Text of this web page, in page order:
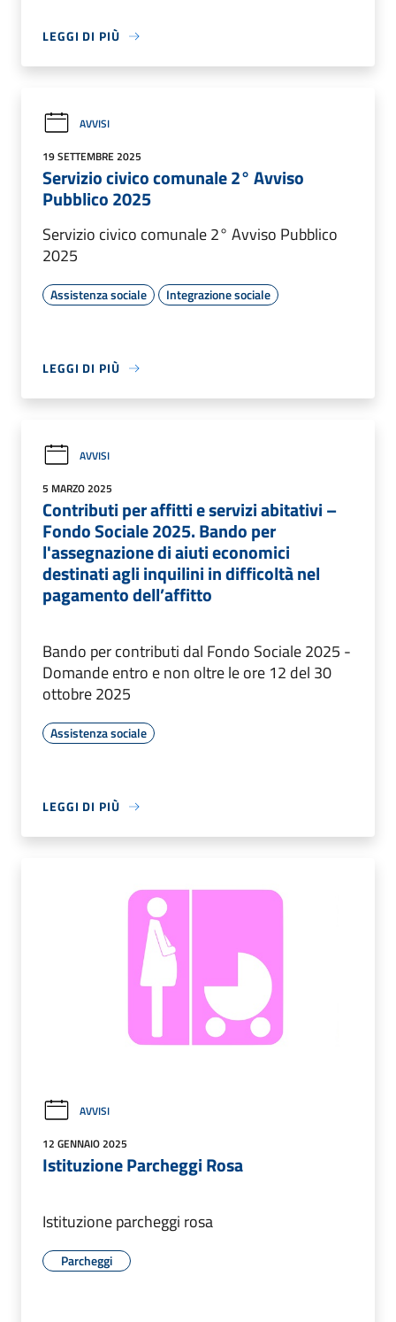
LEGGI DI PIÙ
AVVISI
19 SETTEMBRE 2025
Servizio civico comunale 2° Avviso
Pubblico 2025
Servizio civico comunale 2° Avviso Pubblico
2025
Assistenza sociale Integrazione sociale
LEGGI DI PIÙ
AVVISI
5 MARZO 2025
Contributi per affitti e servizi abitativi –
Fondo Sociale 2025. Bando per
l'assegnazione di aiuti economici
destinati agli inquilini in difficoltà nel
pagamento dell’affitto
Bando per contributi dal Fondo Sociale 2025 -
Domande entro e non oltre le ore 12 del 30
ottobre 2025
Assistenza sociale
LEGGI DI PIÙ
AVVISI
12 GENNAIO 2025
Istituzione Parcheggi Rosa
Istituzione parcheggi rosa
Parcheggi